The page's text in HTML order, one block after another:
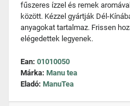
fűszeres ízzel és remek
között. Kézzel gyártják Dél-
anyagokat tartalmaz. Frissen
elégedettek legyenek.
Ean: 01010050
Márka: Manu tea
Eladó: ManuTea